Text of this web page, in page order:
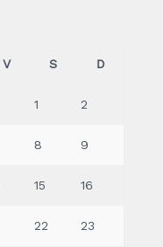
V S D
1 2
8 9
15 16
22 23